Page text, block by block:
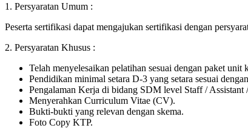
1. Persyaratan Umum :
Peserta sertifikasi dapat mengajukan sertifikasi dengan
2. Persyaratan Khusus :
Telah menyelesaikan pelatihan sesuai dengan paket
Pendidikan minimal setara D-3 yang setara sesuai
Pengalaman Kerja di bidang SDM level Staff /
Menyerahkan Curriculum Vitae (CV).
Bukti-bukti yang relevan dengan skema.
Foto Copy KTP.